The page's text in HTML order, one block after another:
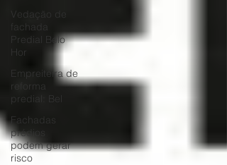
Vedação de
fachada
Predial Belo
Hor
Empreiteira de
reforma
predial: Bel
Fachadas
prédios
podem gerar
risco